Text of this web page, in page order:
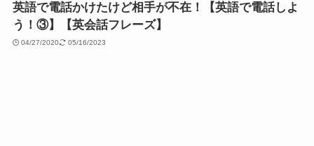
英語で電話かけたけど相手が不在！【英語で電話しよ
う！③】【英会話フレーズ】
04/27/2020 05/16/2023